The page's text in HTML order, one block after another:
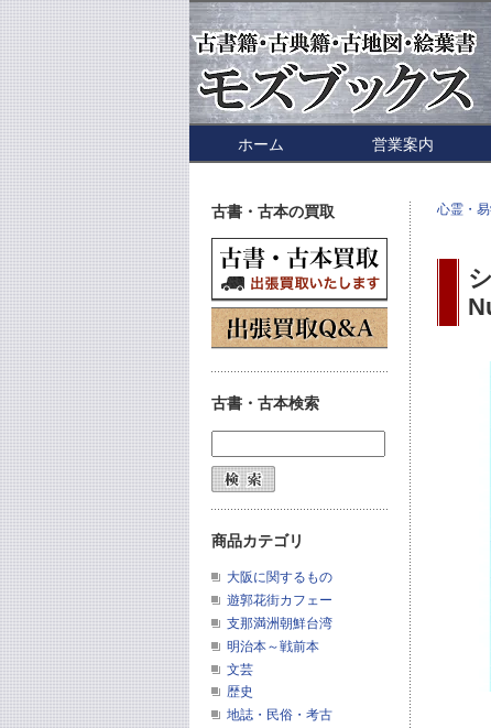
ホーム 営業案内
心霊・
古書・古本の買取
古書・古本検索
商品カテゴリ
大阪に関するもの
遊郭花街カフェー
支那満洲朝鮮台湾
明治本～戦前本
文芸
歴史
地誌・民俗・考古